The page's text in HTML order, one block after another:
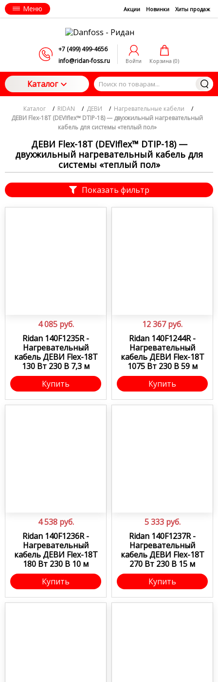
Меню Акции Новинки Хиты продаж
+7 (499) 499-4656
info@ridan-foss.ru
Войти Корзина (0)
Каталог
Каталог / RIDAN / ДЕВИ / Нагревательные кабели
/
ДЕВИ Flex-18T (DEVIflex™ DTIP-18) — двухжильный нагревательный
кабель для системы «теплый пол»
ДЕВИ Flex-18T (DEVIflex™ DTIP-18) —
двухжильный нагревательный кабель для
системы «теплый пол»
Показать фильтр
4 085 руб.
Ridan 140F1235R -
Нагревательный
кабель ДЕВИ Flex-18T
130 Вт 230 В 7,3 м
Купить
12 367 руб.
Ridan 140F1244R -
Нагревательный
кабель ДЕВИ Flex-18T
1075 Вт 230 В 59 м
Купить
4 538 руб.
Ridan 140F1236R -
Нагревательный
кабель ДЕВИ Flex-18T
180 Вт 230 В 10 м
Купить
5 333 руб.
Ridan 140F1237R -
Нагревательный
кабель ДЕВИ Flex-18T
270 Вт 230 В 15 м
Купить